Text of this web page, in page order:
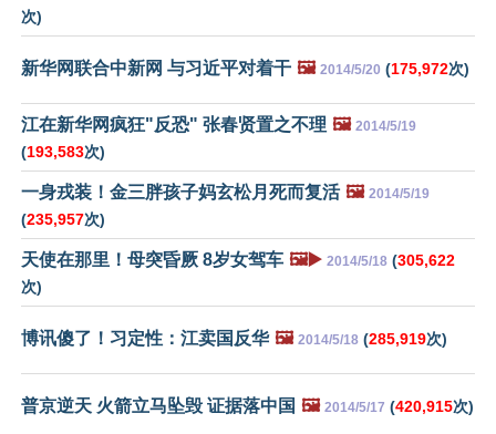
次)
新华网联合中新网 与习近平对着干 🖼️ 2014/5/20 (175,972次)
江在新华网疯狂"反恐" 张春贤置之不理 🖼️ 2014/5/19
(193,583次)
一身戎装！金三胖孩子妈玄松月死而复活 🖼️ 2014/5/19
(235,957次)
天使在那里！母突昏厥 8岁女驾车 🖼️▶️ 2014/5/18 (305,622
次)
博讯傻了！习定性：江卖国反华 🖼️ 2014/5/18 (285,919次)
普京逆天 火箭立马坠毁 证据落中国 🖼️ 2014/5/17 (420,915次)